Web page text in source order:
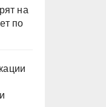
на
по